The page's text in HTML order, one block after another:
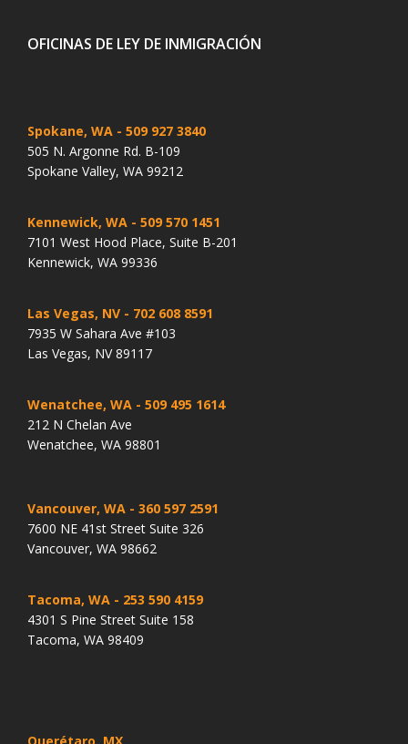
OFICINAS DE LEY DE INMIGRACIÓN
Spokane, WA - 509 927 3840
505 N. Argonne Rd. B-109
Spokane Valley, WA 99212
Kennewick, WA - 509 570 1451
7101 West Hood Place, Suite B-201
Kennewick, WA 99336
Las Vegas, NV - 702 608 8591
7935 W Sahara Ave #103
Las Vegas, NV 89117
Wenatchee, WA - 509 495 1614
212 N Chelan Ave
Wenatchee, WA 98801
Vancouver, WA - 360 597 2591
7600 NE 41st Street Suite 326
Vancouver, WA 98662
Tacoma, WA - 253 590 4159
4301 S Pine Street Suite 158
Tacoma, WA 98409
Querétaro, MX